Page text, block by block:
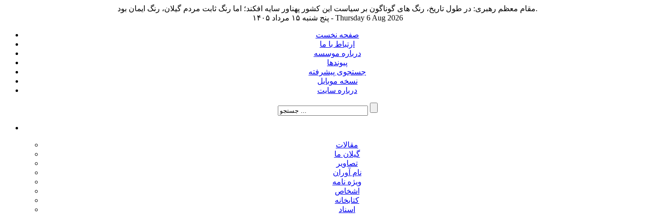
مقام معظم رهبری: در طول تاریخ، رنگ های گوناگون بر سیاست این کشور پهناور سایه افکند؛ اما رنگ ثابت مردم گیلان، رنگ ایمان بود.
پنج شنبه ۱۵ مرداد ۱۴۰۵ - Thursday 6 Aug 2026
صفحه نخست
ارتباط با ما
درباره موسسه
پیوندها
جستجوی پیشرفته
نسخه موبایل
درباره سایت
مقالات
گیلان ما
تصاویر
نام آوران
ویژه نامه
اشخاص
کتابخانه
اسناد